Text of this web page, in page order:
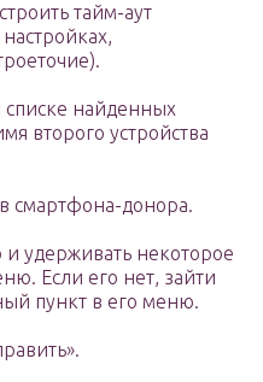
тайм-аут
списке найденных
второго устройства
смартфона-донора.
удерживать некоторое
Если его нет, зайти
пункт в его меню.